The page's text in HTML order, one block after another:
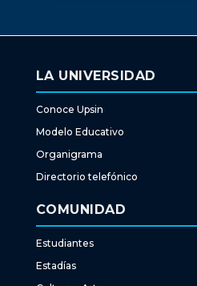
LA UNIVERSIDAD
Conoce Upsin
Modelo Educativo
Organigrama
Directorio telefónico
COMUNIDAD
Estudiantes
Estadías